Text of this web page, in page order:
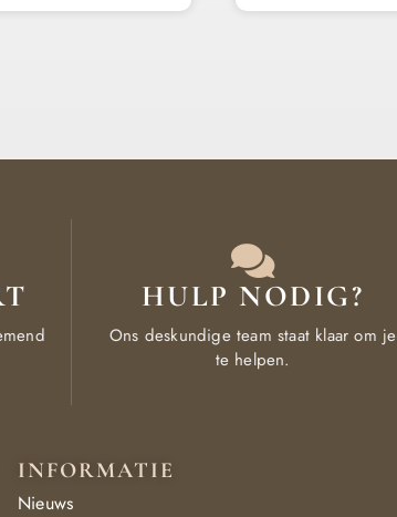
HULP NODIG?
Ons deskundige team staat klaar om je
te helpen.
INFORMATIE
Nieuws